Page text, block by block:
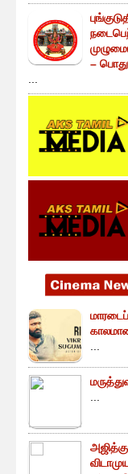
–
...
...
...